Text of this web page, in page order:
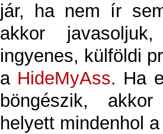
jár, ha nem ír
akkor
ingyenes, külföldi
a HideMyAss. Ha
böngészik,
helyett mindenhol